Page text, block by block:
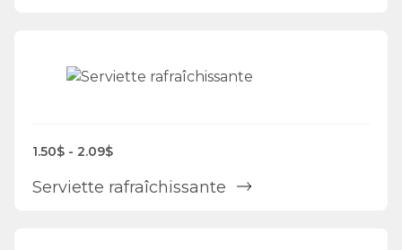
1.50$ - 2.09$
Serviette rafraîchissante